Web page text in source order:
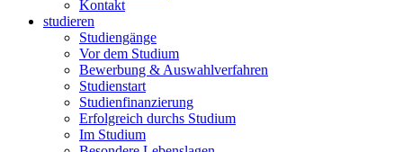
Kontakt
studieren
Studiengänge
Vor dem Studium
Bewerbung & Auswahlverfahren
Studienstart
Studienfinanzierung
Erfolgreich durchs Studium
Im Studium